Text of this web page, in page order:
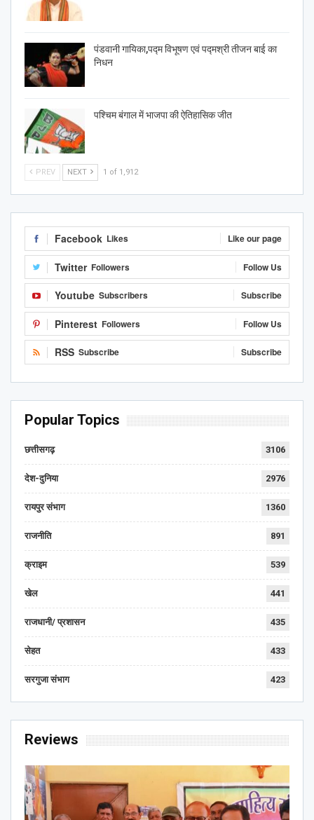
पंडवानी गायिका,पद्म विभूषण एवं पद्मश्री तीजन बाई का
निधन
पश्चिम बंगाल में भाजपा की ऐतिहासिक जीत
PREV NEXT 1 of 1,912
Facebook Likes Like our page
Twitter Followers Follow Us
Youtube Subscribers Subscribe
Pinterest Followers Follow Us
RSS Subscribe Subscribe
Popular Topics
छत्तीसगढ़ 3106
देश-दुनिया 2976
रायपुर संभाग 1360
राजनीति 891
क्राइम 539
खेल 441
राजधानी/ प्रशासन 435
सेहत 433
सरगुजा संभाग 423
Reviews